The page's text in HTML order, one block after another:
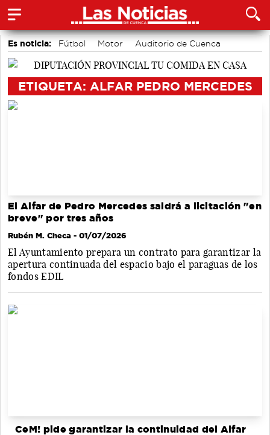
Es noticia: Fútbol Motor
Auditorio de Cuenca
Bádminton
Medio Ambiente
ETIQUETA: ALFAR PEDRO MERCEDES
El Alfar de Pedro Mercedes saldrá a licitación "en
breve" por tres años
Rubén M. Checa - 01/07/2026
El Ayuntamiento prepara un contrato para garantizar la
apertura continuada del espacio bajo el paraguas de los
fondos EDIL
CeM! pide garantizar la continuidad del Alfar